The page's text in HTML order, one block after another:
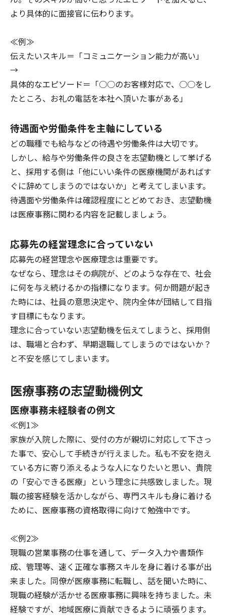
より具体的に面接官に伝わります。
≪例≫
伝えたいスキル＝「コミュニケーション能力が高い」
→
具体的なエピソード＝「○○のお客様対応で、○○をし
たところ、お礼の電話を本社へ頂いた事がある」
待遇面や労働条件を主軸にしている
どの職種でも給与などの待遇や労働条件は大切です。
しかし、給与や労働条件の良さを志望動機として挙げる
と、採用する側は「他にいい条件の医療機関があればす
ぐに辞めてしまうのではないか」と考えてしまいます。
待遇面や労働条件は確認程度にとどめておき、志望動機
は医療事務に関わる内容を記載しましょう。
応募先の経営理念に合っていない
応募先の経営理念や医療理念は重要です。
なぜなら、理念はその病院が、どのような存在で、社会
に何を与え続けるかの指標になります。何か問題が起き
た時には、社員の意思決定や、院内全体が団結して目指
す目標にもなります。
理念に合っていない志望動機を伝えてしまうと、採用側
は、職場と合わず、早期退職してしまうのではないか？
と不安を感じてしまいます。
医療事務の志望動機例文
医療事務未経験者の例文
≪例1≫
家族が入院した際に、受付の方が親切に対応して下さっ
た事で、安心して手続きが行えました。私も不安を抱え
ている方に寄り添えるような人になりたいと思い、貴院
の「安心できる医療」という理念に共感致しました。現
職の接客経験を活かしながら、専門スキルも身に着ける
ために、医療事務の資格取得に向けて勉強中です。
≪例2≫
現職の営業事務の仕事を通して、データ入力や書類作
成、管理等、速く正確な事務スキルを身に着ける事が出
来ました。同僚が医療事務に転職し、話を聞いた時に、
現職の経験が活かせる医療事務に興味を持ちました。未
経験ですが、地域医療に貢献できるように頑張ります。